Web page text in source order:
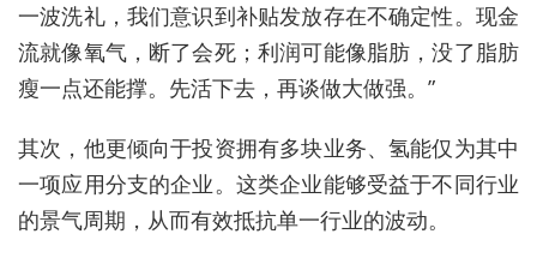
一波洗礼，我们意识到补贴发放存在不确定性。现金
流就像氧气，断了会死；利润可能像脂肪，没了脂肪
瘦一点还能撑。先活下去，再谈做大做强。”
其次 ，他更倾向于投资拥有多块业务、氢能仅为其中
一项应用分支的企业。 这类企业能够受益于不同行业
的景气周期，从而有效抵抗单一行业的波动。